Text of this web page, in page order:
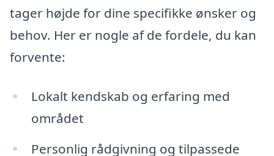
tager højde for dine specifikke ønsker og
behov. Her er nogle af de fordele, du kan
forvente:
Lokalt kendskab og erfaring med
området
Personlig rådgivning og tilpassede